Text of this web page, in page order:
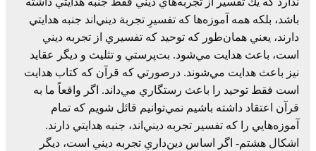
باشد، بلكه‌ همه‌ آموزه‌ها كه‌ تفسيرِ‌ تجربة‌ ديني‌اند جنبه‌ هدايتي‌
دارند، يعني‌ همان‌طور كه‌ توحيد كه‌ تفسيري‌ از تجربه‌ ديني‌
است، باعث‌ هدايت‌ مي‌شود. بت‌پرستي‌ و تثليث‌ و ديگر عقايد
نيز باعث‌ هدايت‌ مي‌شوند. درصورتي‌ كه‌ قرآن‌ كه‌ كتاب‌ هدايت‌
است‌ فقط‌ توحيد را باعث‌ رستگاري‌ مي‌داند. اگر واقعاً‌ ما به‌
قرآن‌ اعتقاد داشته‌ باشيم‌ نمي‌توانيم‌ قائل‌ شويم‌ كه‌ تمام‌
آموزه‌هايي‌ را كه‌ تفسير تجربه‌ ديني‌اند، جنبه‌ هدايتي‌ دارند.
اشکال هشتم- اگر اساس‌ دين‌داري‌ تجربه‌ ديني‌ است، ديگر